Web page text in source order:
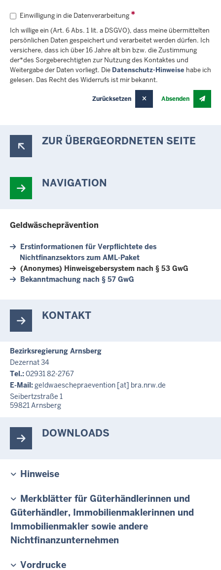
Einwilligung in die Datenverarbeitung
Ich willige ein (Art. 6 Abs. 1 lit. a DSGVO), dass meine übermittelten
persönlichen Daten gespeichert und verarbeitet werden dürfen. Ich
versichere, dass ich über 16 Jahre alt bin bzw. die Zustimmung
der*des Sorgeberechtigten zur Nutzung des Kontaktes und
Weitergabe der Daten vorliegt. Die Datenschutz-Hinweise habe ich
gelesen. Das Recht des Widerrufs ist mir bekannt.
Zurücksetzen Absenden
ZUR ÜBERGEORDNETEN SEITE
NAVIGATION
Geldwäscheprävention
Erstinformationen für Verpflichtete des
Nichtfinanzsektors zum AML-Paket
(Anonymes) Hinweisgebersystem nach § 53 GwG
Bekanntmachung nach § 57 GwG
KONTAKT
Bezirksregierung Arnsberg
Dezernat 34
Tel.:02931 82-2767
E-Mail:geldwaeschepraevention [at] bra.nrw.de
Seibertzstraße 1
59821Arnsberg
DOWNLOADS
Hinweise
Merkblätter für Güterhändlerinnen und
Güterhändler, Immobilienmaklerinnen und
Immobilienmakler sowie andere
Nichtfinanzunternehmen
Vordrucke